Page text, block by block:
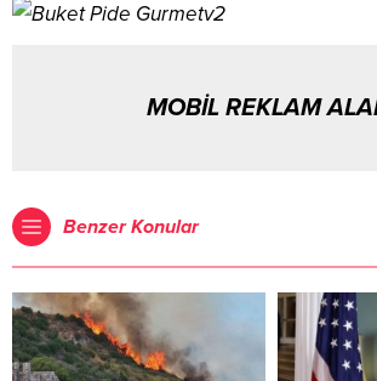
MOBİL REKLAM
Benzer Konular